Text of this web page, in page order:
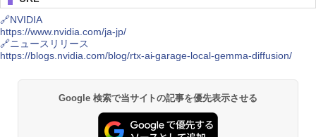
1
Claude 最強のAI自動化術 (AI仕事術シリ
Microsoft 365 Copilot踏み込み活用術
1
MSI GeForce RTX 5070 12G VENTUS 2
玄人志向 AMD Radeon RX 9060 XT 搭
1
Crucial(クルーシャル) PRO (マイクロン
DR4-3200 メーカー制限付無期限保証CP
￥43,470
🔗NVIDIA
https://www.nvidia.com/ja-jp/
🔗ニュースリリース
https://blogs.nvidia.com/blog/rtx-ai-garage-local-gemma-diffusion/
Google 検索で当サイトの記事を優先表示させる